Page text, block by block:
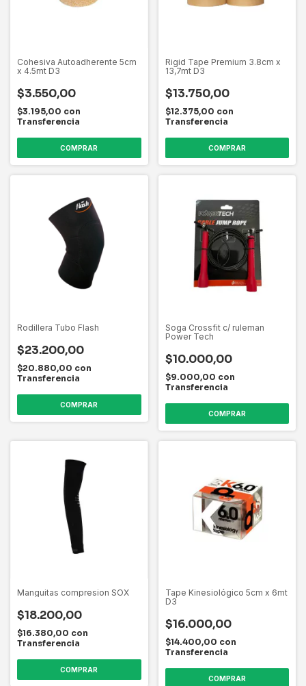
Cohesiva Autoadherente 5cm
x 4.5mt D3
$3.550,00
$3.195,00 con
Transferencia
Rigid Tape Premium 3.8cm x
13,7mt D3
$13.750,00
$12.375,00 con
Transferencia
Rodillera Tubo Flash
$23.200,00
$20.880,00 con
Transferencia
COMPRAR
Soga Crossfit c/ ruleman
Power Tech
$10.000,00
$9.000,00 con
Transferencia
Manguitas compresion SOX
$18.200,00
$16.380,00 con
Transferencia
COMPRAR
Tape Kinesiológico 5cm x 6mt
D3
$16.000,00
$14.400,00 con
Transferencia